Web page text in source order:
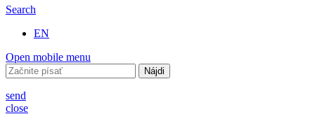
Search
EN
Open mobile menu
Hľadať:
send
close